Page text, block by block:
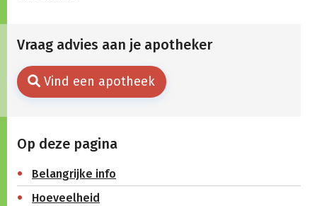
Vraag advies aan je apotheker
Vind een apotheek
Op deze pagina
Belangrijke info
Hoeveelheid